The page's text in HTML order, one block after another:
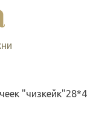
"чизкейк"28*4